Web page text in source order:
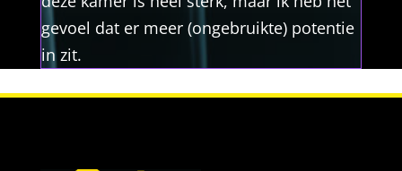
gevoel dat er meer (ongebruikte) potentie
in zit.